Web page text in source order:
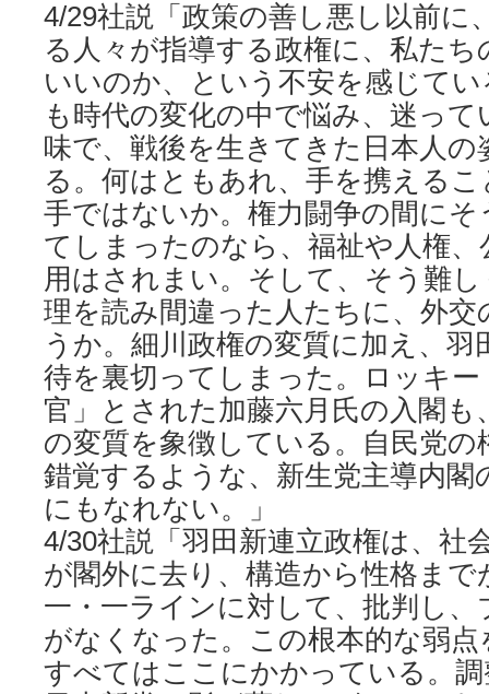
4/29社説「政策の善し悪し以前に
る人々が指導する政権に、私た
いいのか、という不安を感じて
も時代の変化の中で悩み、迷っ
味で、戦後を生きてきた日本人
る。何はともあれ、手を携える
手ではないか。権力闘争の間に
てしまったのなら、福祉や人権
用はされまい。そして、そう難
理を読み間違った人たちに、外
うか。細川政権の変質に加え、
待を裏切ってしまった。ロッキー
官」とされた加藤六月氏の入閣も
の変質を象徴している。自民党の
錯覚するような、新生党主導内閣
にもなれない。」
4/30社説「羽田新連立政権は、社
が閣外に去り、構造から性格ま
一・一ラインに対して、批判し
がなくなった。この根本的な弱
すべてはここにかかっている。